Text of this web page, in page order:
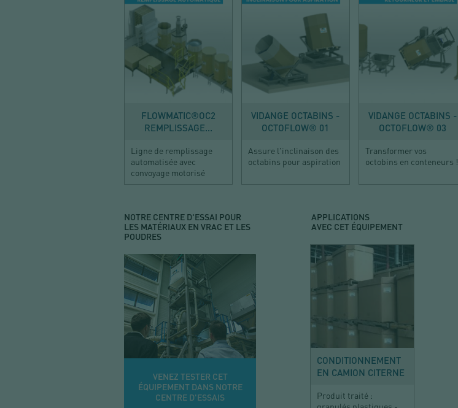
REMPLIR
FLOWMATIC®OC2
REMPLISSAGE...
Ligne de remplissage
automatisée avec
convoyage motorisé
VIDER
VIDANGE OCTABINS -
OCTOFLOW® 01
Assure l'inclinaison des
octabins pour aspiration
VIDER
VIDANGE OCTABINS -
OCTOFLOW® 03
Transformer vos
octobins en conteneurs !
NOTRE CENTRE D'ESSAI POUR
LES MATÉRIAUX EN VRAC ET LES
POUDRES
VENEZ TESTER CET
ÉQUIPEMENT DANS NOTRE
CENTRE D'ESSAIS
APPLICATIONS
AVEC CET ÉQUIPEMENT
CHIMIE
CONDITIONNEMENT
EN CAMION CITERNE
Produit traité :